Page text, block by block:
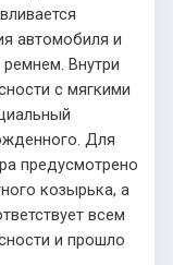
автомобиля и
Внутри
с мягкими
Для
предусмотрено
козырька, а
всем
и прошло